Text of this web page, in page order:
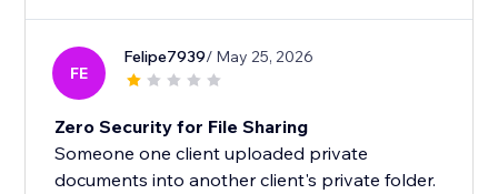
FE
Felipe7939/ May 25, 2026
Zero Security for File Sharing
Someone one client uploaded private
documents into another client's private folder.